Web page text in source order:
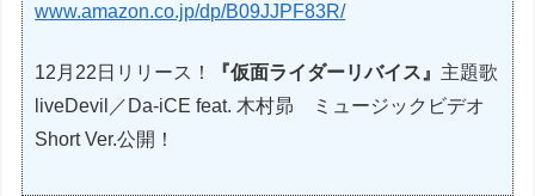
www.amazon.co.jp/dp/B09JJPF83R/
12月22日リリース！ 『仮面ライダーリバイス』 主題歌
liveDevil／Da-iCE feat. 木村昴 ミュージックビデオ
Short Ver.公開！